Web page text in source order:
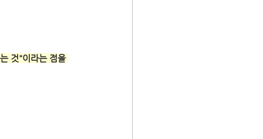
것"이라는 점을